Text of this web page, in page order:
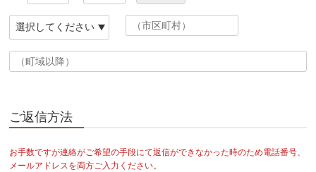
都道府県 必須 市区町村 必須
町域・番地・建物名など
ご返信方法
お手数ですが連絡がご希望の手段にて返信ができなかった時のため電話番号、
メールアドレスを両方ご入力ください。